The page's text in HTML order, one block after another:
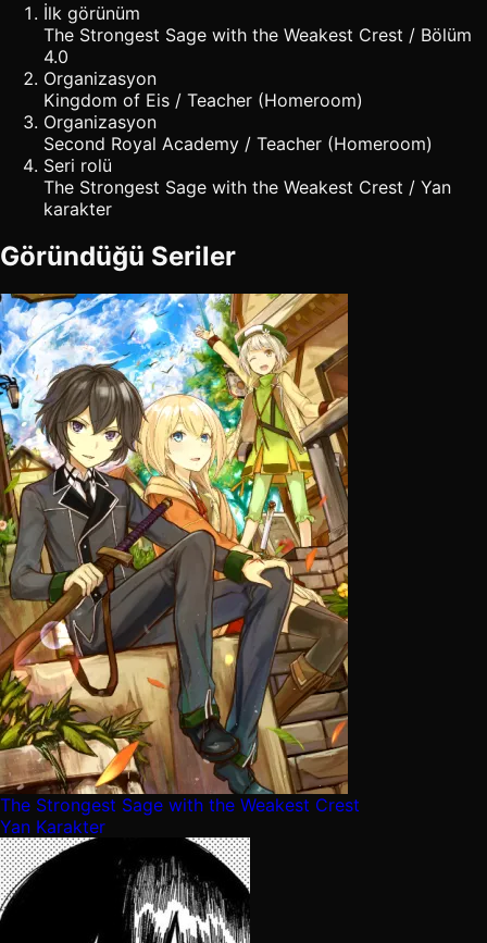
İlk görünüm
The Strongest Sage with the Weakest Crest / Bölüm
4.0
Organizasyon
Kingdom of Eis / Teacher (Homeroom)
Organizasyon
Second Royal Academy / Teacher (Homeroom)
Seri rolü
The Strongest Sage with the Weakest Crest / Yan
karakter
Göründüğü Seriler
The Strongest Sage with the Weakest Crest
Yan Karakter